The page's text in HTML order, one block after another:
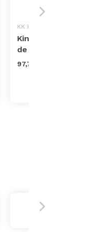
KK KINDERKRAFT
Kinderkraft Cuna
de Viaje JOY
97,75 €